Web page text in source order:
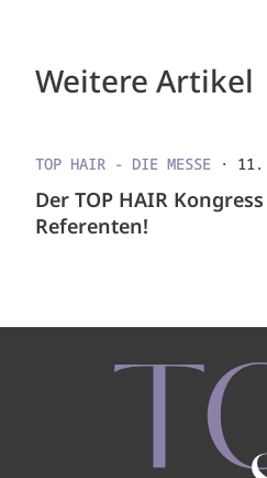
Weitere Artikel
TOP HAIR - DIE MESSE ·
Der TOP HAIR
Referenten!